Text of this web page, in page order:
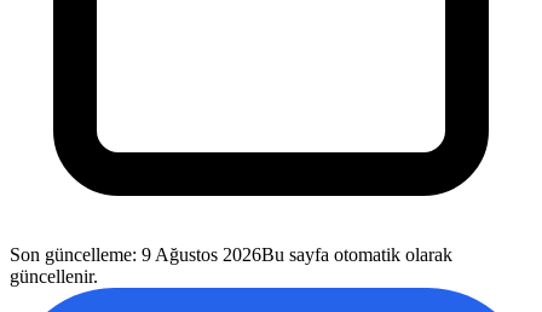
Son güncelleme: 9 Ağustos 2026Bu sayfa otomatik olarak
güncellenir.